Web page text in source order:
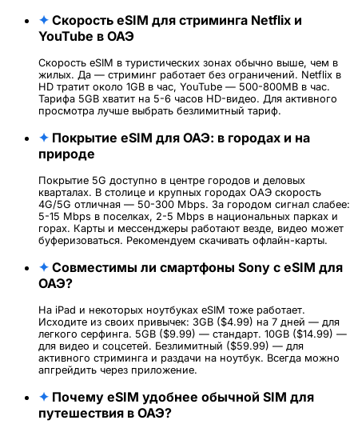
✦ Скорость eSIM для стриминга Netflix и
YouTube в ОАЭ
Скорость eSIM в туристических зонах обычно выше, чем в
жилых. Да — стриминг работает без ограничений. Netflix в
HD тратит около 1GB в час, YouTube — 500-800MB в час.
Тарифа 5GB хватит на 5-6 часов HD-видео. Для активного
просмотра лучше выбрать безлимитный тариф.
✦ Покрытие eSIM для ОАЭ: в городах и на
природе
Покрытие 5G доступно в центре городов и деловых
кварталах. В столице и крупных городах ОАЭ скорость
4G/5G отличная — 50-300 Mbps. За городом сигнал слабее:
5-15 Mbps в поселках, 2-5 Mbps в национальных парках и
горах. Карты и мессенджеры работают везде, видео может
буферизоваться. Рекомендуем скачивать офлайн-карты.
✦ Совместимы ли смартфоны Sony с eSIM для
ОАЭ?
На iPad и некоторых ноутбуках eSIM тоже работает.
Исходите из своих привычек: 3GB ($4.99) на 7 дней — для
легкого серфинга. 5GB ($9.99) — стандарт. 10GB ($14.99) —
для видео и соцсетей. Безлимитный ($59.99) — для
активного стриминга и раздачи на ноутбук. Всегда можно
апгрейдить через приложение.
✦ Почему eSIM удобнее обычной SIM для
путешествия в ОАЭ?